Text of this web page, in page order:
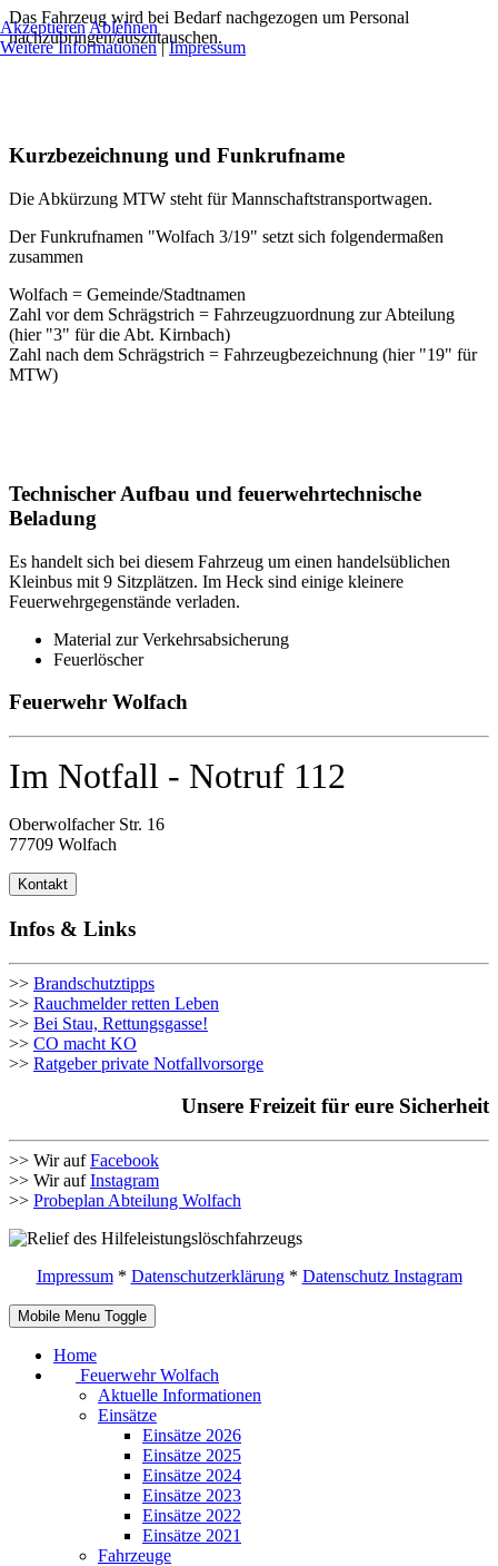
Das Fahrzeug wird bei Bedarf nachgezogen um Personal
nachzubringen/auszutauschen.
Kurzbezeichnung und Funkrufname
Die Abkürzung MTW steht für Mannschaftstransportwagen.
Der Funkrufnamen "Wolfach 3/19" setzt sich folgendermaßen
zusammen
Wolfach = Gemeinde/Stadtnamen
Zahl vor dem Schrägstrich = Fahrzeugzuordnung zur Abteilung
(hier "3" für die Abt. Kirnbach)
Zahl nach dem Schrägstrich = Fahrzeugbezeichnung (hier "19" für
MTW)
Technischer Aufbau und feuerwehrtechnische
Beladung
Es handelt sich bei diesem Fahrzeug um einen handelsüblichen
Kleinbus mit 9 Sitzplätzen. Im Heck sind einige kleinere
Feuerwehrgegenstände verladen.
Material zur Verkehrsabsicherung
Feuerlöscher
Feuerwehr Wolfach
Im Notfall - Notruf 112
Oberwolfacher Str. 16
77709 Wolfach
Kontakt
Infos & Links
>> Brandschutztipps
>> Rauchmelder retten Leben
>> Bei Stau, Rettungsgasse!
>> CO macht KO
>> Ratgeber private Notfallvorsorge
Unsere Freizeit für eure Sicherheit
>> Wir aufFacebook
>> Wir aufInstagram
>> Probeplan Abteilung Wolfach
Impressum* Datenschutzerklärung* Datenschutz Instagram
Mobile Menu Toggle
Home
Feuerwehr Wolfach
Aktuelle Informationen
Einsätze
Einsätze 2026
Einsätze 2025
Einsätze 2024
Einsätze 2023
Einsätze 2022
Einsätze 2021
Fahrzeuge
Akzeptieren Ablehnen
Weitere Informationen|Impressum